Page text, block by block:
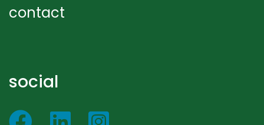
contact
social